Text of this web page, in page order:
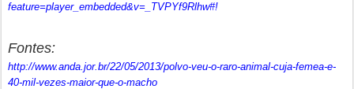
feature=player_embedded&v=_TVPYf9Rlhw#!
Fontes:
http://www.anda.jor.br/22/05/2013/polvo-veu-o-raro-animal-cuja-femea-e-
40-mil-vezes-maior-que-o-macho